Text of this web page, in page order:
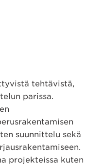
tehtävistä,
parissa.
suunnittelu sekä
projekteissa kuten